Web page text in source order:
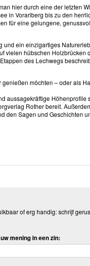
hier durch eine der letzten
in Vorarlberg bis zu den
für eine gelungene,
ein einzigartiges
vielen hübschen Holzbrücken
des Lechwegs
möchten – oder als
aussagekräftige Höhenprofile
Rother bereit.
den Sagen und Geschichten
of erg handig: schrijf
mening in een zin: